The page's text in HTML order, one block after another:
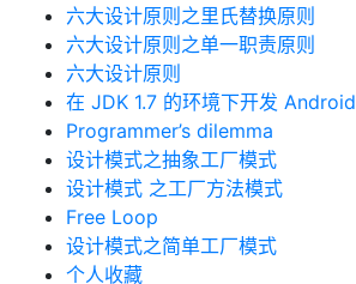
六大设计原则之里氏替换原则
六大设计原则之单一职责原则
六大设计原则
在 JDK 1.7 的环境下开发 Android
Programmer’s dilemma
设计模式之抽象工厂模式
设计模式 之工厂方法模式
Free Loop
设计模式之简单工厂模式
个人收藏